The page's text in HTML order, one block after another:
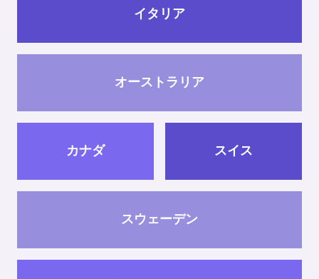
イタリア
オーストラリア
カナダ スイス
スウェーデン